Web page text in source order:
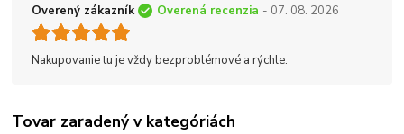
Overený zákazník Overená recenzia - 07. 08. 2026
Nakupovanie tu je vždy bezproblémové a rýchle.
Tovar zaradený v kategóriách